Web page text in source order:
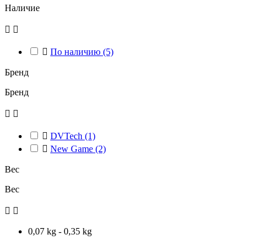
Наличие
 
 По наличию (5)
Бренд
Бренд
 
 DVTech (1)
 New Game (2)
Вес
Вес
 
0,07 kg - 0,35 kg